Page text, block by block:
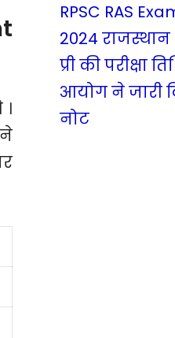
RPSC RAS
2024
प्री की परीक्षा
आयोग ने जारी
नोट